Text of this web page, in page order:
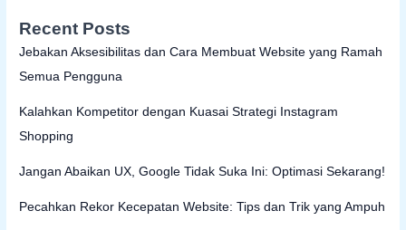
Recent Posts
Jebakan Aksesibilitas dan Cara Membuat Website yang Ramah
Semua Pengguna
Kalahkan Kompetitor dengan Kuasai Strategi Instagram
Shopping
Jangan Abaikan UX, Google Tidak Suka Ini: Optimasi Sekarang!
Pecahkan Rekor Kecepatan Website: Tips dan Trik yang Ampuh